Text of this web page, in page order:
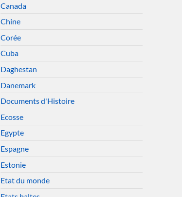
Canada
Chine
Corée
Cuba
Daghestan
Danemark
Documents d'Histoire
Ecosse
Egypte
Espagne
Estonie
Etat du monde